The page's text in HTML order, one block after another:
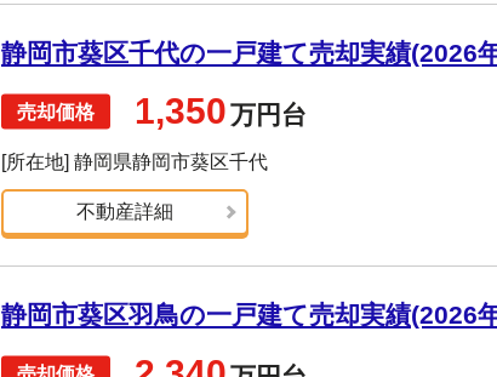
静岡市葵区千代の一戸建て売却実績(2026
1,350万円台
[所在地] 静岡県静岡市葵区千代
不動産詳細
静岡市葵区羽鳥の一戸建て売却実績(2026